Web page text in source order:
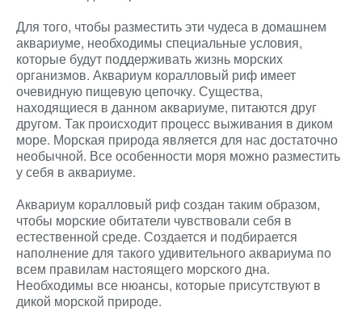
Для того, чтобы разместить эти чудеса в домашнем
аквариуме, необходимы специальные условия,
которые будут поддерживать жизнь морских
организмов. Аквариум коралловый риф имеет
очевидную пищевую цепочку. Существа,
находящиеся в данном аквариуме, питаются друг
другом. Так происходит процесс выживания в диком
море. Морская природа является для нас достаточно
необычной. Все особенности моря можно разместить
у себя в аквариуме.
Аквариум коралловый риф создан таким образом,
чтобы морские обитатели чувствовали себя в
естественной среде. Создается и подбирается
наполнение для такого удивительного аквариума по
всем правилам настоящего морского дна.
Необходимы все нюансы, которые присутствуют в
дикой морской природе.